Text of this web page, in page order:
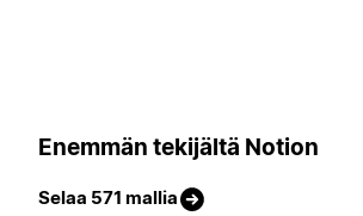
Enemmän tekijältä Notion
Selaa 571 mallia